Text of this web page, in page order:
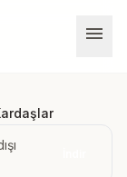
menu